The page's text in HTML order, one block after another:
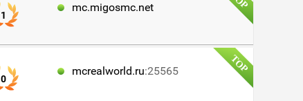
1
mc.migosmc.net
0
mcrealworld.ru:25565